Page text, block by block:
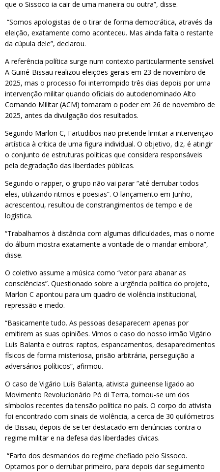
que o Sissoco ia cair de uma maneira ou outra”, disse.
“Somos apologistas de o tirar de forma democrática, através da
eleição, exatamente como aconteceu. Mas ainda falta o restante
da cúpula dele”, declarou.
A referência política surge num contexto particularmente sensível.
A Guiné-Bissau realizou eleições gerais em 23 de novembro de
2025, mas o processo foi interrompido três dias depois por uma
intervenção militar quando oficiais do autodenominado Alto
Comando Militar (ACM) tomaram o poder em 26 de novembro de
2025, antes da divulgação dos resultados.
Segundo Marlon C, Fartudibos não pretende limitar a intervenção
artística à crítica de uma figura individual. O objetivo, diz, é atingir
o conjunto de estruturas políticas que considera responsáveis
pela degradação das liberdades públicas.
Segundo o rapper, o grupo não vai parar “até derrubar todos
eles, utilizando ritmos e poesias”. O lançamento em Junho,
acrescentou, resultou de constrangimentos de tempo e de
logística.
“Trabalhamos à distância com algumas dificuldades, mas o nome
do álbum mostra exatamente a vontade de o mandar embora”,
disse.
O coletivo assume a música como “vetor para abanar as
consciências”. Questionado sobre a urgência política do projeto,
Marlon C apontou para um quadro de violência institucional,
repressão e medo.
“Basicamente tudo. As pessoas desaparecem apenas por
emitirem as suas opiniões. Vimos o caso do nosso irmão Vigário
Luís Balanta e outros: raptos, espancamentos, desaparecimentos
físicos de forma misteriosa, prisão arbitrária, perseguição a
adversários políticos”, afirmou.
O caso de Vigário Luís Balanta, ativista guineense ligado ao
Movimento Revolucionário Pó di Terra, tornou-se um dos
símbolos recentes da tensão política no país. O corpo do ativista
foi encontrado com sinais de violência, a cerca de 30 quilómetros
de Bissau, depois de se ter destacado em denúncias contra o
regime militar e na defesa das liberdades cívicas.
“Farto dos desmandos do regime chefiado pelo Sissoco.
Optamos por o derrubar primeiro, para depois dar seguimento